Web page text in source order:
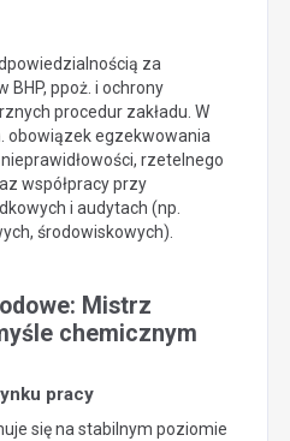
za
ppoż. i ochrony
procedur zakładu. W
obowiązek egzekwowania
rzetelnego
współpracy przy
i audytach (np.
środowiskowych).
Mistrz
chemicznym
pracy
się na stabilnym poziomie